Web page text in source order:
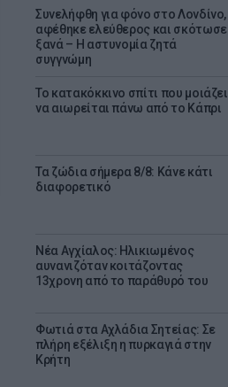
Συνελήφθη για φόνο στο Λονδίνο,
αφέθηκε ελεύθερος και σκότωσε
ξανά – Η αστυνομία ζητά
συγγνώμη
Το κατακόκκινο σπίτι που μοιάζει
να αιωρείται πάνω από το Κάπρι
Τα ζώδια σήμερα 8/8: Κάνε κάτι
διαφορετικό
Νέα Αγχίαλος: Ηλικιωμένος
αυνανιζόταν κοιτάζοντας
13χρονη από το παράθυρό του
Φωτιά στα Αχλάδια Σητείας: Σε
πλήρη εξέλιξη η πυρκαγιά στην
Κρήτη